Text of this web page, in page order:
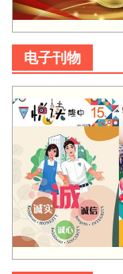
电子刊物